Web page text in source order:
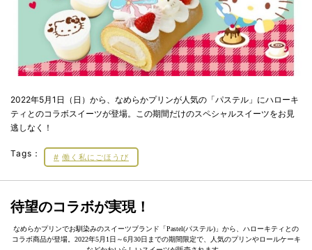
2022年5月1日（日）から、なめらかプリンが人気の「パステル」にハローキ
ティとのコラボスイーツが登場。この期間だけのスペシャルスイーツをお見
逃しなく！
Tags： 働く私にごほうび
待望のコラボが実現！
なめらかプリンでお馴染みのスイーツブランド「Pastel(パステル)」から、ハローキティとの
コラボ商品が登場。2022年5月1日～6月30日までの期間限定で、人気のプリンやロールケーキ